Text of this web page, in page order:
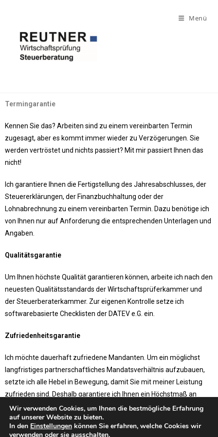
Menü
Termingarantie
Kennen Sie das? Arbeiten sind zu einem vereinbarten Termin
zugesagt, aber es kommt immer wieder zu Verzögerungen. Sie
werden vertröstet und nichts passiert? Mit mir passiert Ihnen das
nicht!
Ich garantiere Ihnen die Fertigstellung des Jahresabschlusses, der
Steuererklärungen, der Finanzbuchhaltung oder der
Lohnabrechnung zu einem vereinbarten Termin. Dazu benötige ich
von Ihnen nur auf Anforderung die entsprechenden Unterlagen und
Angaben.
Qualitätsgarantie
Um Ihnen höchste Qualität garantieren können, arbeite ich nach den
neuesten Qualitätsstandards der Wirtschaftsprüferkammer und
der Steuerberaterkammer. Zur eigenen Kontrolle setze ich
softwarebasierte Checklisten der DATEV e.G. ein.
Zufriedenheitsgarantie
Ich möchte dauerhaft zufriedene Mandanten. Um ein möglichst
langfristiges partnerschaftliches Mandatsverhältnis aufzubauen,
setzte ich alle Hebel in Bewegung, damit Sie mit meiner Leistung
zufrieden sind. Deshalb garantiere ich Ihnen ein Höchstmaß an
Service und Qualität.
Sichern Sie sich Ihre Garantien bei der Beratung:
Wir verwenden Cookies, um Ihnen die bestmögliche Erfahrung
auf unserer Website zu bieten.
In den Einstellungen können Sie erfahren, welche Cookies wir
verwenden oder sie ausschalten.